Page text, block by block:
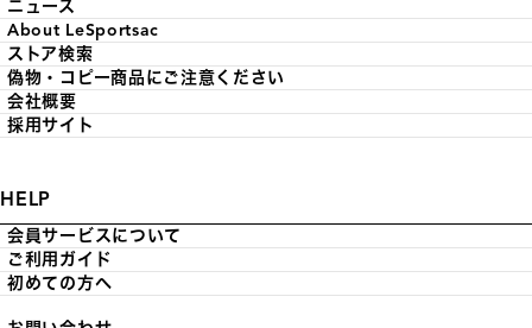
ニュース
About LeSportsac
ストア検索
偽物・コピー商品にご注意ください
会社概要
採用サイト
HELP
会員サービスについて
ご利用ガイド
初めての方へ